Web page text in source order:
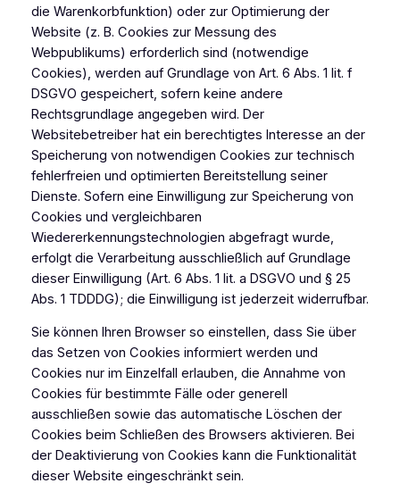
die Warenkorbfunktion) oder zur Optimierung der
Website (z. B. Cookies zur Messung des
Webpublikums) erforderlich sind (notwendige
Cookies), werden auf Grundlage von Art. 6 Abs. 1 lit. f
DSGVO gespeichert, sofern keine andere
Rechtsgrundlage angegeben wird. Der
Websitebetreiber hat ein berechtigtes Interesse an der
Speicherung von notwendigen Cookies zur technisch
fehlerfreien und optimierten Bereitstellung seiner
Dienste. Sofern eine Einwilligung zur Speicherung von
Cookies und vergleichbaren
Wiedererkennungstechnologien abgefragt wurde,
erfolgt die Verarbeitung ausschließlich auf Grundlage
dieser Einwilligung (Art. 6 Abs. 1 lit. a DSGVO und § 25
Abs. 1 TDDDG); die Einwilligung ist jederzeit widerrufbar.
Sie können Ihren Browser so einstellen, dass Sie über
das Setzen von Cookies informiert werden und
Cookies nur im Einzelfall erlauben, die Annahme von
Cookies für bestimmte Fälle oder generell
ausschließen sowie das automatische Löschen der
Cookies beim Schließen des Browsers aktivieren. Bei
der Deaktivierung von Cookies kann die Funktionalität
dieser Website eingeschränkt sein.